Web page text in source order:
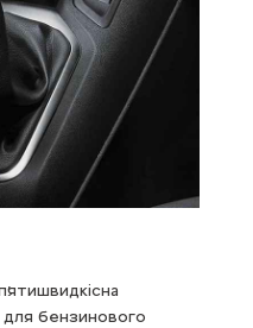
для бензинового